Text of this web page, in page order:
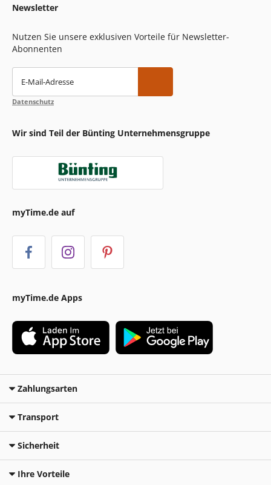
Newsletter
Nutzen Sie unsere exklusiven Vorteile für Newsletter-
Abonnenten
E-Mail-Adresse
Datenschutz
Wir sind Teil der Bünting Unternehmensgruppe
myTime.de auf
myTime.de Apps
Zahlungsarten
Transport
Sicherheit
Ihre Vorteile